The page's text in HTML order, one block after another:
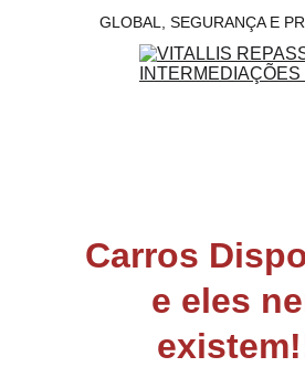
GLOBAL, SEGURANÇA E
Carros
e eles